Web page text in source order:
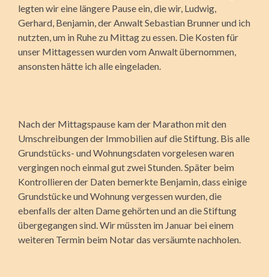
legten wir eine längere Pause ein, die wir, Ludwig,
Gerhard, Benjamin, der Anwalt Sebastian Brunner und ich
nutzten, um in Ruhe zu Mittag zu essen. Die Kosten für
unser Mittagessen wurden vom Anwalt über­nommen,
ansonsten hätte ich alle eingeladen.
Nach der Mittagspause kam der Marathon mit den
Umschreibungen der Immobilien auf die Stiftung. Bis alle
Grundstücks- und Wohnungsdaten vorgelesen waren
vergingen noch einmal gut zwei Stunden. Später beim
Kontrollieren der Daten bemerkte Benjamin, dass einige
Grundstücke und Wohnung vergessen wurden, die
ebenfalls der alten Dame gehörten und an die Stiftung
übergegangen sind. Wir müssten im Januar bei einem
weiteren Termin beim Notar das versäumte nachholen.